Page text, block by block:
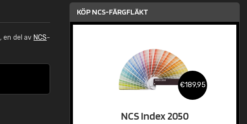
, en del av NCS-
KÖP NCS-FÄRGFLÄKT
€189,95
NCS Index 2050